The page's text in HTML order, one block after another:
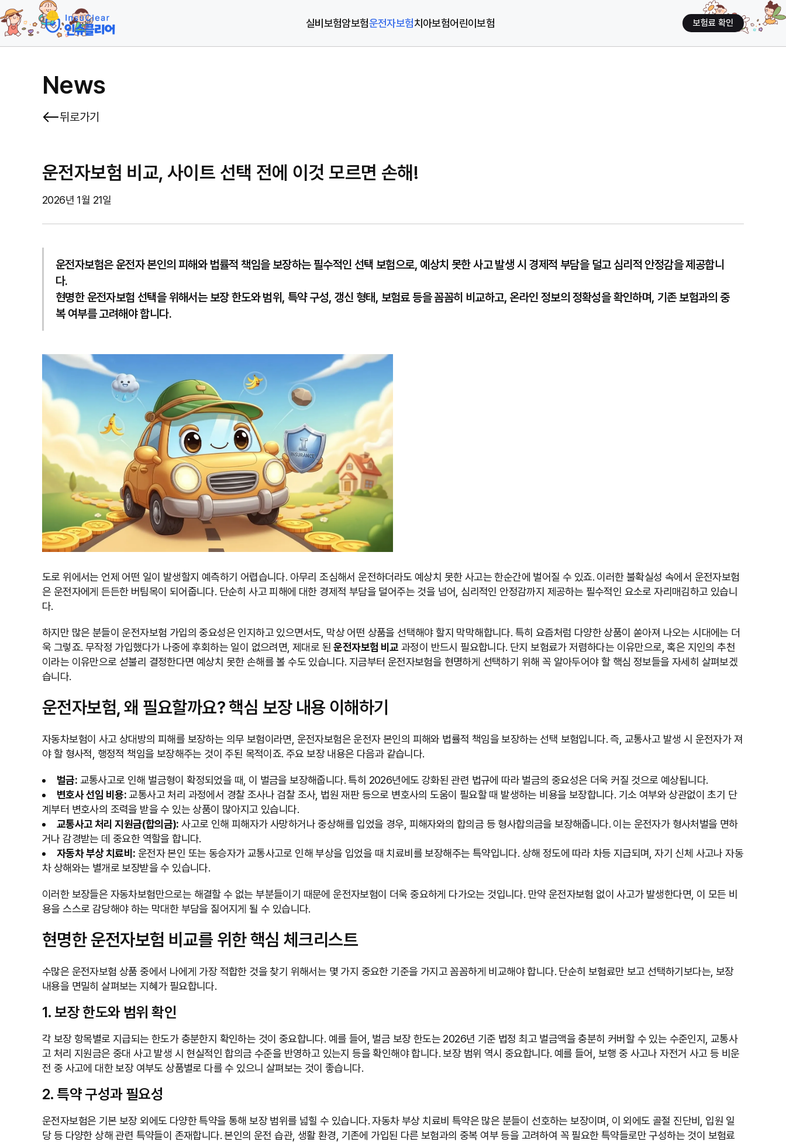
실비보험암보험운전자보험치아보험어린이보험 보험료 확인
News
뒤로가기
운전자보험 비교, 사이트 선택 전에 이것 모르면 손해!
2026년 1월 21일
운전자보험은 운전자 본인의 피해와 법률적 책임을 보장하는 필수적인 선택 보험으로, 예상치 못한 사고 발생 시 경제적 부담을 덜고 심리적 안정감을 제공합니
다.
현명한 운전자보험 선택을 위해서는 보장 한도와 범위, 특약 구성, 갱신 형태, 보험료 등을 꼼꼼히 비교하고, 온라인 정보의 정확성을 확인하며, 기존 보험과의 중
복 여부를 고려해야 합니다.
도로 위에서는 언제 어떤 일이 발생할지 예측하기 어렵습니다. 아무리 조심해서 운전하더라도 예상치 못한 사고는 한순간에 벌어질 수 있죠. 이러한 불확실성 속에서 운전자보험
은 운전자에게 든든한 버팀목이 되어줍니다. 단순히 사고 피해에 대한 경제적 부담을 덜어주는 것을 넘어, 심리적인 안정감까지 제공하는 필수적인 요소로 자리매김하고 있습니
다.
하지만 많은 분들이 운전자보험 가입의 중요성은 인지하고 있으면서도, 막상 어떤 상품을 선택해야 할지 막막해합니다. 특히 요즘처럼 다양한 상품이 쏟아져 나오는 시대에는 더
욱 그렇죠. 무작정 가입했다가 나중에 후회하는 일이 없으려면, 제대로 된운전자보험 비교 과정이 반드시 필요합니다. 단지 보험료가 저렴하다는 이유만으로, 혹은 지인의 추천
이라는 이유만으로 섣불리 결정한다면 예상치 못한 손해를 볼 수도 있습니다. 지금부터 운전자보험을 현명하게 선택하기 위해 꼭 알아두어야 할 핵심 정보들을 자세히 살펴보겠
습니다.
운전자보험, 왜 필요할까요? 핵심 보장 내용 이해하기
자동차보험이 사고 상대방의 피해를 보장하는 의무 보험이라면, 운전자보험은 운전자 본인의 피해와 법률적 책임을 보장하는 선택 보험입니다. 즉, 교통사고 발생 시 운전자가 져
야 할 형사적, 행정적 책임을 보장해주는 것이 주된 목적이죠. 주요 보장 내용은 다음과 같습니다.
벌금: 교통사고로 인해 벌금형이 확정되었을 때, 이 벌금을 보장해줍니다. 특히 2026년에도 강화된 관련 법규에 따라 벌금의 중요성은 더욱 커질 것으로 예상됩니다.
변호사 선임 비용:교통사고 처리 과정에서 경찰 조사나 검찰 조사, 법원 재판 등으로 변호사의 도움이 필요할 때 발생하는 비용을 보장합니다. 기소 여부와 상관없이 초기 단
계부터 변호사의 조력을 받을 수 있는 상품이 많아지고 있습니다.
교통사고 처리 지원금(합의금): 사고로 인해 피해자가 사망하거나 중상해를 입었을 경우, 피해자와의 합의금 등 형사합의금을 보장해줍니다. 이는 운전자가 형사처벌을 면하
거나 감경받는 데 중요한 역할을 합니다.
자동차 부상 치료비: 운전자 본인 또는 동승자가 교통사고로 인해 부상을 입었을 때 치료비를 보장해주는 특약입니다. 상해 정도에 따라 차등 지급되며, 자기 신체 사고나 자동
차 상해와는 별개로 보장받을 수 있습니다.
이러한 보장들은 자동차보험만으로는 해결할 수 없는 부분들이기 때문에 운전자보험이 더욱 중요하게 다가오는 것입니다. 만약 운전자보험 없이 사고가 발생한다면, 이 모든 비
용을 스스로 감당해야 하는 막대한 부담을 짊어지게 될 수 있습니다.
현명한 운전자보험 비교를 위한 핵심 체크리스트
수많은 운전자보험 상품 중에서 나에게 가장 적합한 것을 찾기 위해서는 몇 가지 중요한 기준을 가지고 꼼꼼하게 비교해야 합니다. 단순히 보험료만 보고 선택하기보다는, 보장
내용을 면밀히 살펴보는 지혜가 필요합니다.
1. 보장 한도와 범위 확인
각 보장 항목별로 지급되는 한도가 충분한지 확인하는 것이 중요합니다. 예를 들어, 벌금 보장 한도는 2026년 기준 법정 최고 벌금액을 충분히 커버할 수 있는 수준인지, 교통사
고 처리 지원금은 중대 사고 발생 시 현실적인 합의금 수준을 반영하고 있는지 등을 확인해야 합니다. 보장 범위 역시 중요합니다. 예를 들어, 보행 중 사고나 자전거 사고 등 비운
전 중 사고에 대한 보장 여부도 상품별로 다를 수 있으니 살펴보는 것이 좋습니다.
2. 특약 구성과 필요성
운전자보험은 기본 보장 외에도 다양한 특약을 통해 보장 범위를 넓힐 수 있습니다. 자동차 부상 치료비 특약은 많은 분들이 선호하는 보장이며, 이 외에도 골절 진단비, 입원 일
당 등 다양한 상해 관련 특약들이 존재합니다. 본인의 운전 습관, 생활 환경, 기존에 가입된 다른 보험과의 중복 여부 등을 고려하여 꼭 필요한 특약들로만 구성하는 것이 보험료